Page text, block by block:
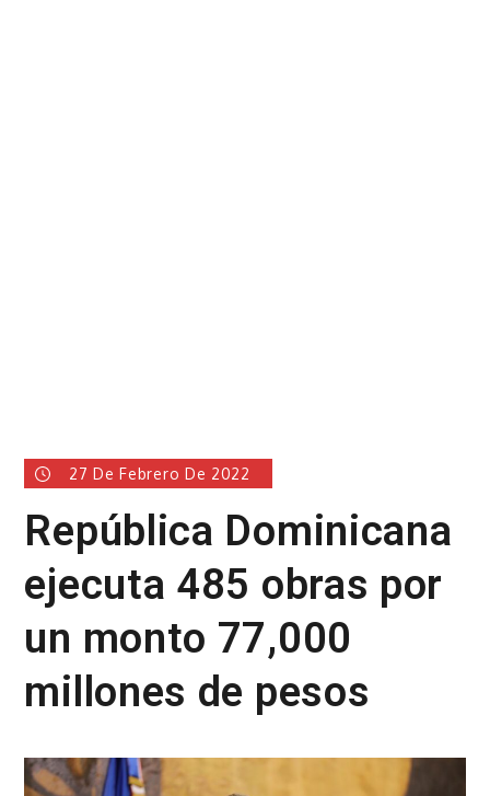
27 De Febrero De 2022
República Dominicana
ejecuta 485 obras por
un monto 77,000
millones de pesos